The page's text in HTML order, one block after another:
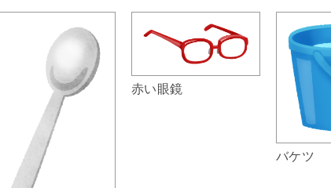
赤い眼鏡
バケツ